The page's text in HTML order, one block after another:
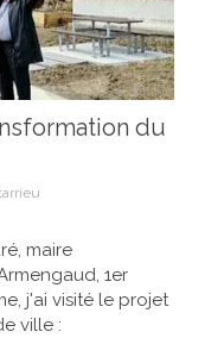
du
maire
1er
j'ai visité le projet
ville :